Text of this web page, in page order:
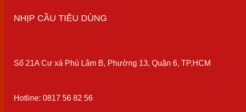
NHỊP CẦU TIÊU DÙNG
Số 21A Cư xá Phú Lâm B, Phường 13, Quận 6, TP.HCM
Hotline: 0817 56 82 56